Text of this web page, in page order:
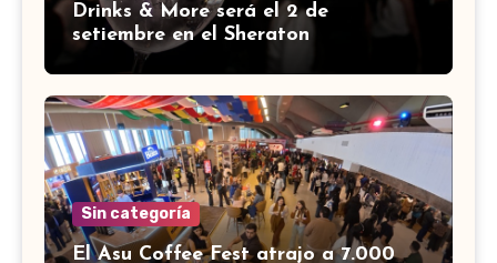
Drinks & More será el 2 de
setiembre en el Sheraton
Sin categoría
El Asu Coffee Fest atrajo a 7.000